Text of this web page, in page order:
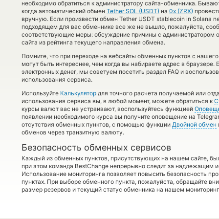
необходимо обратиться к администратору сайта-обменника.
когда автоматический обмен Tether SOL (USDT) на 0x (ZRX)
вручную. Если произвести обмен Tether USDT stablecoin in Solana
подходящем для вас обменнике все же не вышло, пожалуйста,
соответствующие меры: обсуждение причины с администратором
сайта из рейтинга текущего направления обмена.
Помните, что при переходе на вебсайты обменных пунктов с
могут быть интереснее, чем когда вы набираете адрес в
электронных денег, мы советуем посетить раздел FAQ и
использования сервиса.
Используйте Калькулятор для точного расчета получаемой или
использования сервиса вы, в любой момент, можете обратиться к
курсы валют вас не устраивают, воспользуйтесь функцией
появлении необходимого курса вы получите оповещение на
отсутствия обменных пунктов, с помощью функции Двойной обмен
обменов через транзитную валюту.
Безопасность обменных сервисов
Каждый из обменных пунктов, присутствующих на нашем сайте,
при этом команда BestChange непрерывно следит за надлежащим
Использование мониторинга позволяет повысить безопасность
пунктах. При выборе обменного пункта, пожалуйста, обращайте
размер резервов и текущий статус обменника на нашем